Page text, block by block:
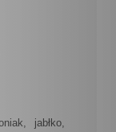
jabłko,